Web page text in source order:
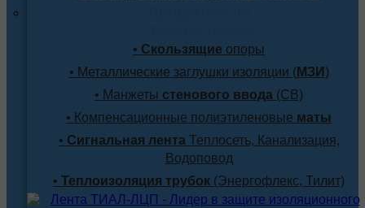
• Скользящие опоры
• Металлические заглушки изоляции (МЗИ )
• Манжеты стенового ввода (СВ)
• Компенсационные полиэтиленовые маты
• Сигнальная лентаТеплосеть, Канализация,
Водоповод
• Теплоизоляция трубок (Энергофлекс, Тилит)